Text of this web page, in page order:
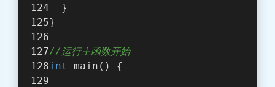
  }
}
//运行主函数开始
int
main() {